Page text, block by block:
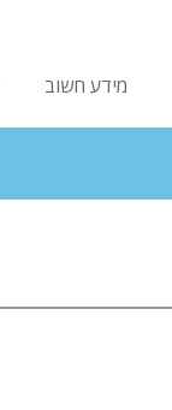
מידע חשוב